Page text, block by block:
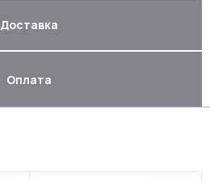
Доставка
Оплата